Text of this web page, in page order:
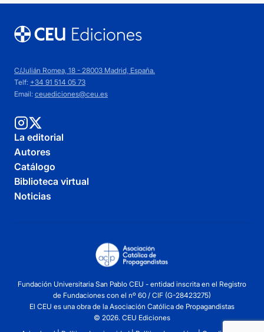
C/Julián Romea, 18 - 28003 Madrid, España.
Telf: +34 91 514 05 73
Email: ceuediciones@ceu.es
La editorial
Autores
Catálogo
Biblioteca virtual
Noticias
Fundación Universitaria San Pablo CEU - entidad inscrita en el Registro
de Fundaciones con el nº 60 / CIF (G-28423275)
El CEU es una obra de la Asociación Católica de Propagandistas
© 2026. CEU Ediciones